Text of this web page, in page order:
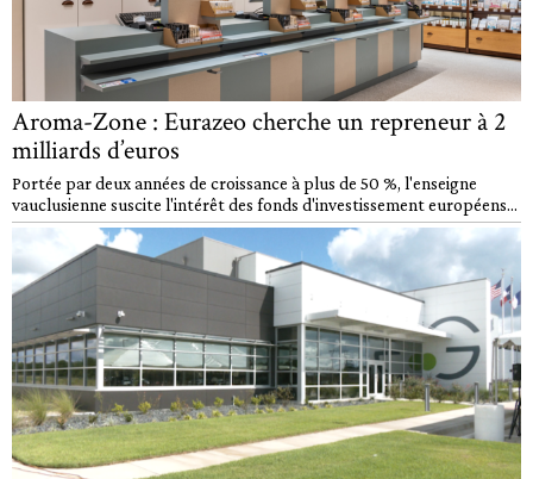
Aroma-Zone : Eurazeo cherche un repreneur à 2
milliards d’euros
Portée par deux années de croissance à plus de 50 %, l'enseigne
vauclusienne suscite l'intérêt des fonds d'investissement européens...